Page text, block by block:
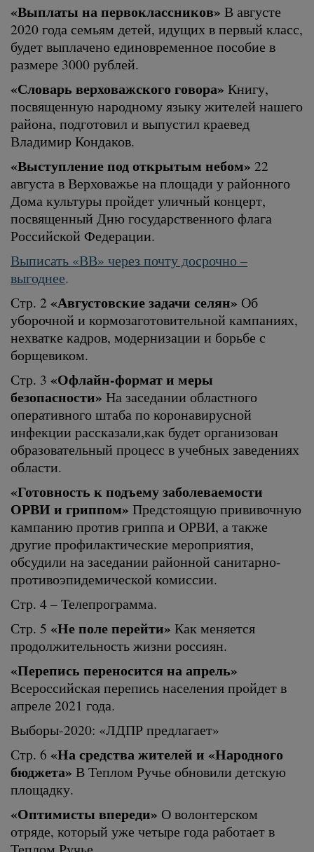
«Выплаты на первоклассников» В августе
2020 года семьям детей, идущих в первый класс,
будет выплачено единовременное пособие в
размере 3000 рублей.
«Словарь верховажского говора» Книгу,
посвященную народному языку жителей нашего
района, подготовил и выпустил краевед
Владимир Кондаков.
«Выступление под открытым небом» 22
августа в Верховажье на площади у районного
Дома культуры пройдет уличный концерт,
посвященный Дню государственного флага
Российской Федерации.
Выписать «ВВ» через почту досрочно –
выгоднее.
Стр. 2 «Августовские задачи селян» Об
уборочной и кормозаготовительной кампаниях,
нехватке кадров, модернизации и борьбе с
борщевиком.
Стр. 3 «Офлайн-формат и меры
безопасности» На заседании областного
оперативного штаба по коронавирусной
инфекции рассказали,как будет организован
образовательный процесс в учебных заведениях
области.
«Готовность к подъему заболеваемости
ОРВИ и гриппом» Предстоящую прививочную
кампанию против гриппа и ОРВИ, а также
другие профилактические мероприятия,
обсудили на заседании районной санитарно-
противоэпидемической комиссии.
Стр. 4 – Телепрограмма.
Стр. 5 «Не поле перейти» Как меняется
продолжительность жизни россиян.
«Перепись переносится на апрель»
Всероссийская перепись населения пройдет в
апреле 2021 года.
Выборы-2020: «ЛДПР предлагает»
Стр. 6 «На средства жителей и «Народного
бюджета» В Теплом Ручье обновили детскую
площадку.
«Оптимисты впереди» О волонтерском
отряде, который уже четыре года работает в
Теплом Ручье.